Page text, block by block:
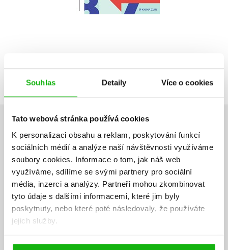
Souhlas Detaily Více o cookies
Tato webová stránka používá cookies
K personalizaci obsahu a reklam, poskytování funkcí
sociálních médií a analýze naší návštěvnosti využíváme
soubory cookies. Informace o tom, jak náš web
využíváme, sdílíme se svými partnery pro sociální
média, inzerci a analýzy. Partneři mohou zkombinovat
tyto údaje s dalšími informacemi, které jim byly
poskytnuty, nebo které poté následovaly, že používáte
jejich služby.
449 Kč
359 Kč
HODNOCENÍ ČTENÁŘŮ
V současné době nejsou vytvořena žádná uživatelská hodnocení.
Vaše hodnocení
Uživatelskou recenzi mohou vkládat pouze registrovaní uživatelé
Přihlásit